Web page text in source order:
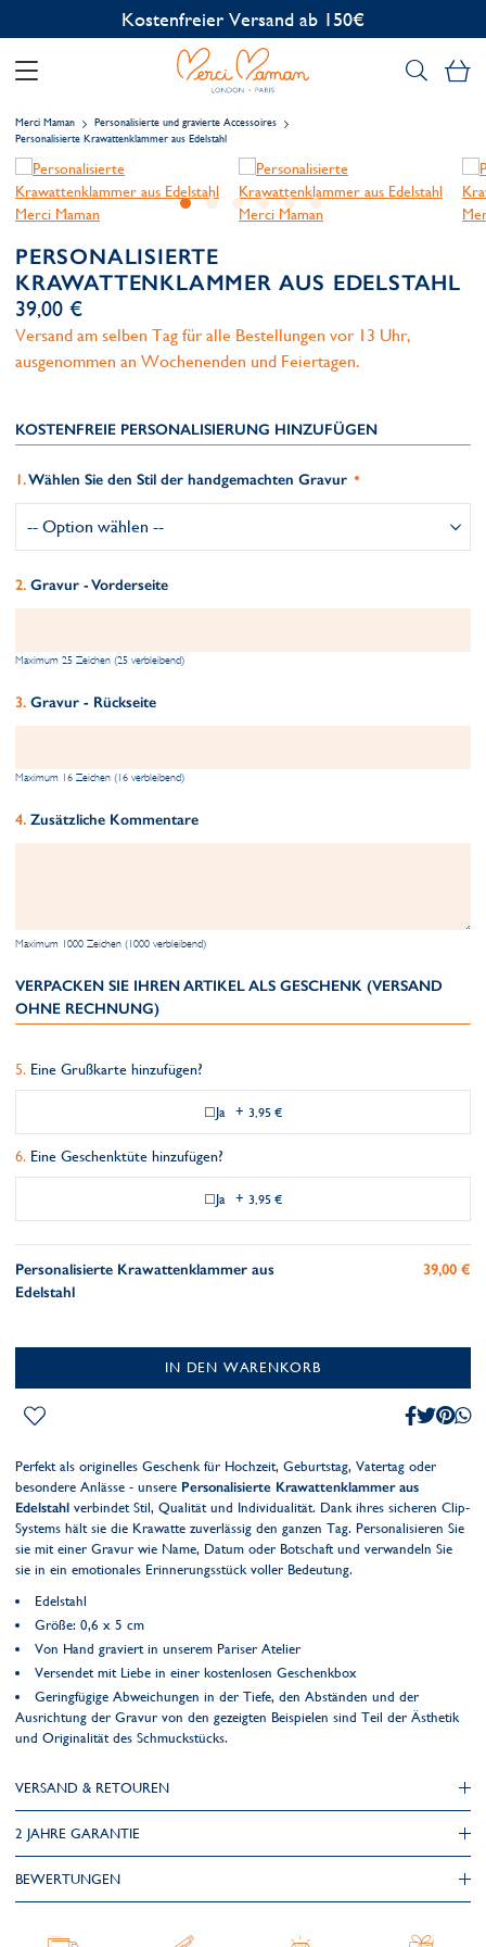
Kostenlose Personalisierung
Merci Maman
Personalisierte und gravierte Accessoires
Personalisierte Krawattenklammer aus Edelstahl
PERSONALISIERTE
KRAWATTENKLAMMER AUS EDELSTAHL
39,00 €
Versand am selben Tag für alle Bestellungen vor 13 Uhr,
ausgenommen an Wochenenden und Feiertagen.
KOSTENFREIE PERSONALISIERUNG HINZUFÜGEN
Wählen Sie den Stil der handgemachten Gravur
Gravur - Vorderseite
Maximum 25 Zeichen (25 verbleibend)
Gravur - Rückseite
Maximum 16 Zeichen (16 verbleibend)
Zusätzliche Kommentare
Maximum 1000 Zeichen (1000 verbleibend)
VERPACKEN SIE IHREN ARTIKEL ALS GESCHENK (VERSAND
OHNE RECHNUNG)
Eine Grußkarte hinzufügen?
Ja + 3,95 €
Eine Geschenktüte hinzufügen?
Ja + 3,95 €
Personalisierte Krawattenklammer aus
Edelstahl
39,00 €
IN DEN WARENKORB
Perfekt als originelles Geschenk für Hochzeit, Geburtstag, Vatertag oder
besondere Anlässe - unsere Personalisierte Krawattenklammer aus
Edelstahl verbindet Stil, Qualität und Individualität. Dank ihres sicheren Clip-
Systems hält sie die Krawatte zuverlässig den ganzen Tag. Personalisieren Sie
sie mit einer Gravur wie Name, Datum oder Botschaft und verwandeln Sie
sie in ein emotionales Erinnerungsstück voller Bedeutung.
Edelstahl
Größe: 0,6 x 5 cm
Von Hand graviert in unserem Pariser Atelier
Versendet mit Liebe in einer kostenlosen Geschenkbox
Geringfügige Abweichungen in der Tiefe, den Abständen und der
Ausrichtung der Gravur von den gezeigten Beispielen sind Teil der Ästhetik
und Originalität des Schmuckstücks.
VERSAND & RETOUREN
2 JAHRE GARANTIE
BEWERTUNGEN